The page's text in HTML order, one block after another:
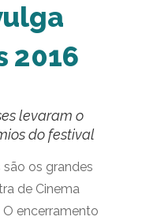
2016
levaram o
do festival
são os grandes
de Cinema
encerramento